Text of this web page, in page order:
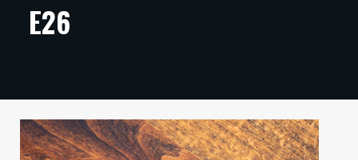
ARTIKKELIT
TECHBBS
TIETOA
E26